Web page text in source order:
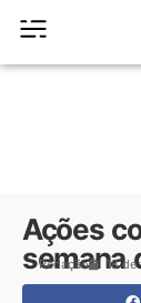
Ações
semana
Redação 18 de